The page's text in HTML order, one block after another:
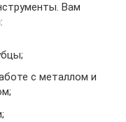
Вам
с металлом и